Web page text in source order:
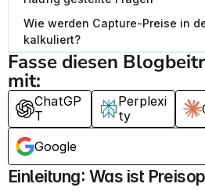
Wie werden Capture-Preise in
kalkuliert?
Fasse diesen
mit:
ChatGP
T
Perplexi
ty
Google
Einleitung: Was ist